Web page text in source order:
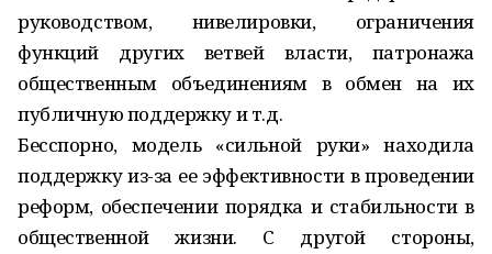
руководством, нивелировки, ограничения
функций других ветвей власти, патронажа
общественным объединениям в обмен на их
публичную поддержку и т.д.
Бесспорно, модель «сильной руки» находила
поддержку из-за ее эффективности в проведении
реформ, обеспечении порядка и стабильности в
общественной жизни. С другой стороны,